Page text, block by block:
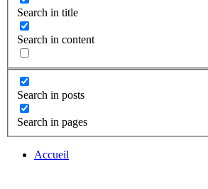
Search in title
Search in content
Search in posts
Search in pages
Accueil